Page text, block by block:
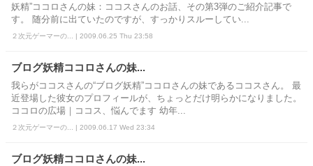
妖精”ココロさんの妹：ココスさんのお話、その第3弾のご紹介記事で
す。 随分前に出ていたのですが、すっかりスルーしてい...
２次元ゲーマーの... | 2009.06.25 Thu 23:58
ブログ妖精ココロさんの妹...
我らがココスさんの“ブログ妖精”ココロさんの妹であるココスさん。 最
近登場した彼女のプロフィールが、ちょっとだけ明らかになりました。
ココロの広場｜ココス、悩んでます 幼年...
２次元ゲーマーの... | 2009.06.17 Wed 23:34
ブログ妖精ココロさんの妹...